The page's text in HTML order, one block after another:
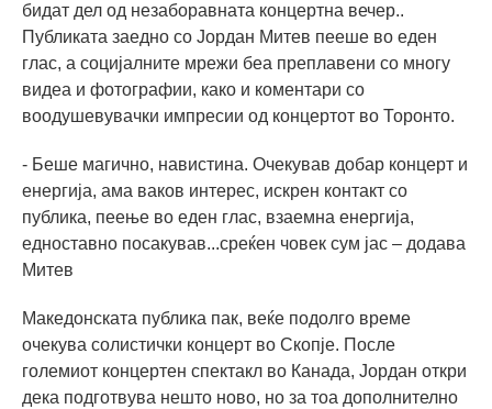
бидат дел од незаборавната концертна вечер..
Публиката заедно со Јордан Митев пееше во еден
глас, а социјалните мрежи беа преплавени со многу
видеа и фотографии, како и коментари со
воодушевувачки импресии од концертот во Торонто.
- Беше магично, навистина. Очекував добар концерт и
енергија, ама ваков интерес, искрен контакт со
публика, пеење во еден глас, взаемна енергија,
едноставно посакував...среќен човек сум јас – додава
Митев
Македонската публика пак, веќе подолго време
очекува солистички концерт во Скопје. После
големиот концертен спектакл во Канада, Јордан откри
дека подготвува нешто ново, но за тоа дополнително